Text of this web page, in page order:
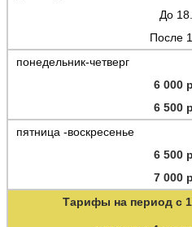
До
После
понедельник-четверг
6 000
6 500
пятница -воскресенье
6 500
7 000
Тарифы на период с